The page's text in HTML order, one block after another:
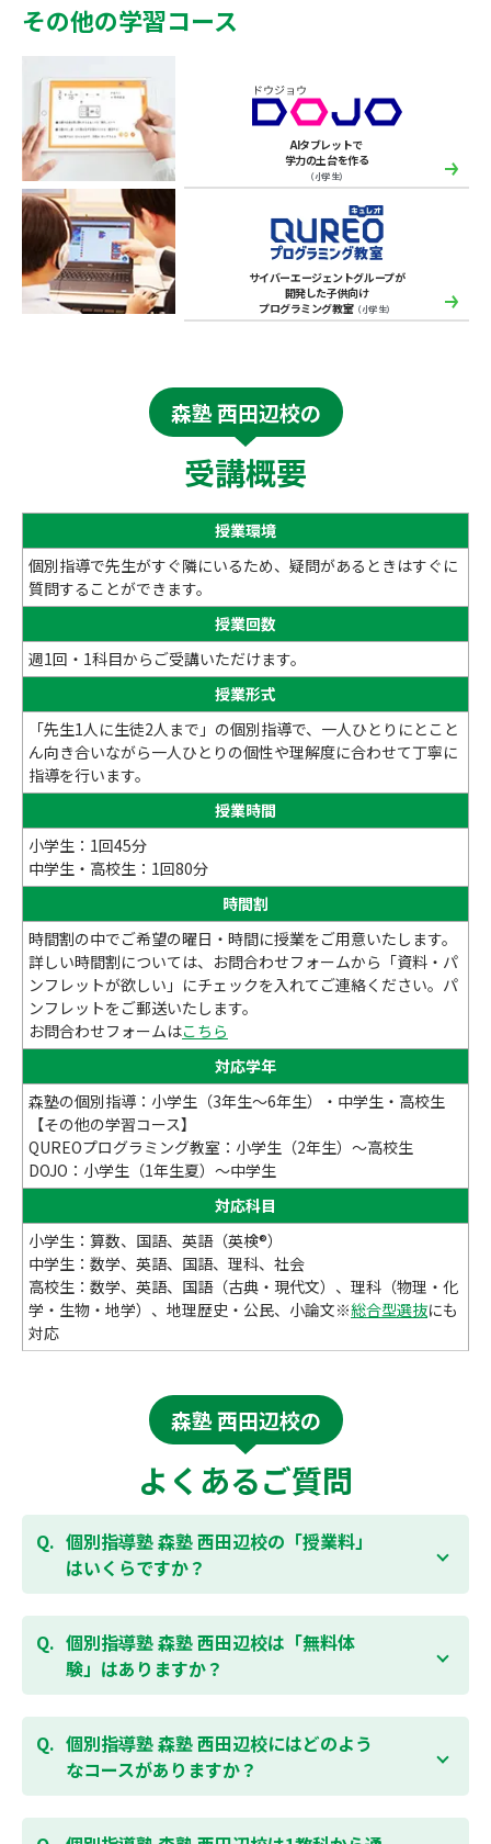
その他の学習コース
AIタブレットで
学力の土台を作る
（小学生）
サイバーエージェントグループが
開発した子供向け
プログラミング教室（小学生）
森塾 西田辺校の
受講概要
授業環境
個別指導で先生がすぐ隣にいるため、疑問があるときはすぐに
質問することができます。
授業回数
週1回・1科目からご受講いただけます。
授業形式
「先生1人に生徒2人まで」の個別指導で、一人ひとりにとこと
ん向き合いながら一人ひとりの個性や理解度に合わせて丁寧に
指導を行います。
授業時間
小学生：1回45分
中学生・高校生：1回80分
時間割
時間割の中でご希望の曜日・時間に授業をご用意いたします。
詳しい時間割については、お問合わせフォームから「資料・パ
ンフレットが欲しい」にチェックを入れてご連絡ください。パ
ンフレットをご郵送いたします。
お問合わせフォームはこちら
対応学年
森塾の個別指導：小学生（3年生～6年生）・中学生・高校生
【その他の学習コース】
QUREOプログラミング教室：小学生（2年生）～高校生
DOJO：小学生（1年生夏）～中学生
対応科目
小学生：算数、国語、英語（英検®）
中学生：数学、英語、国語、理科、社会
高校生：数学、英語、国語（古典・現代文）、理科（物理・化
学・生物・地学）、地理歴史・公民、小論文※総合型選抜にも
対応
森塾 西田辺校の
よくあるご質問
個別指導塾 森塾 西田辺校の「授業料」
はいくらですか？
お子様の学年やご状況、校舎によって変わりますの
で、以下より、お気軽にお問合わせください。個別指
導塾 森塾の授業料はこちらのページ
よりお問合わせく
ださい。自動返信メールで【すぐ】にご確認いただけ
個別指導塾 森塾 西田辺校は「無料体
験」はありますか？
通常期には最大1ヶ月の無料体験を受付しておりま
す。また、春休み、夏休み、冬休みの講習では「4日
間～5日間の無料体験」授業を受けていただくことが
可能です。個別指導塾 森塾 西田辺校の無料体験につい
個別指導塾 森塾 西田辺校にはどのよう
なコースがありますか？
個別指導塾 森塾 西田辺校では、小学生・中学生・高